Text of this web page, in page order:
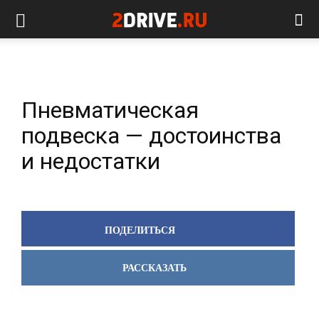
Пневматическая
подвеска — достоинства
и недостатки
ПОДЕЛИТЬСЯ
РАССКАЗАТЬ